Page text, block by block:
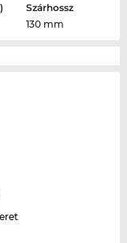
Szárhossz
130 mm